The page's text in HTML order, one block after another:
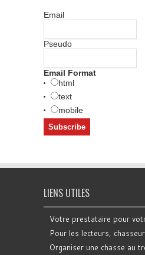
Email
Pseudo
Email Format
html
text
mobile
LIENS UTILES
Votre prestataire pour
Pour les lecteurs,
Organiser une chasse au